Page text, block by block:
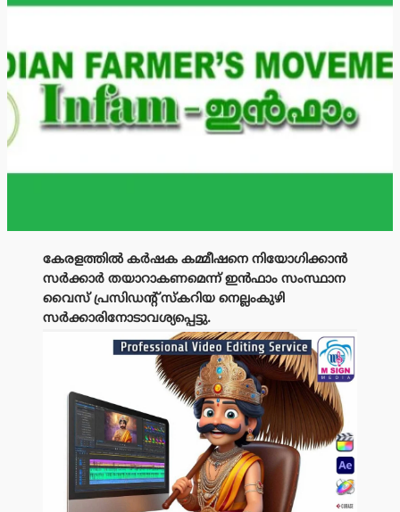
കേരളത്തിൽ കർഷക കമ്മീഷനെ നിയോഗിക്കാൻ
സർക്കാർ തയാറാകണമെന്ന് ഇൻഫാം സംസ്ഥാന
വൈസ് പ്രസിഡൻ്റ് സ്കറിയ നെല്ലംകുഴി
സർക്കാരിനോടാവശ്യപ്പെട്ടു.
പരസ്യം